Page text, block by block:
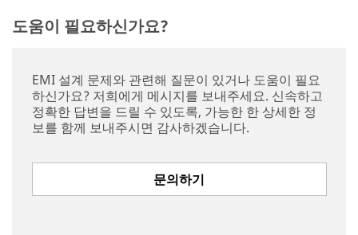
도움이 필요하신가요?
EMI 설계 문제와 관련해 질문이 있거나 도움이 필요
하신가요? 저희에게 메시지를 보내주세요. 신속하고
정확한 답변을 드릴 수 있도록, 가능한 한 상세한 정
보를 함께 보내주시면 감사하겠습니다.
문의하기